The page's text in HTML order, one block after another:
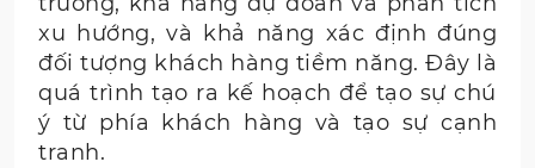
xu hướng, và khả năng xác định đúng
đối tượng khách hàng tiềm năng. Đây là
quá trình tạo ra kế hoạch để tạo sự chú
ý từ phía khách hàng và tạo sự cạnh
tranh.